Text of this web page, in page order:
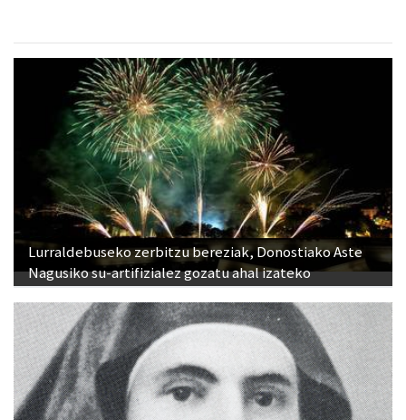
Lurraldebuseko zerbitzu bereziak, Donostiako Aste
Nagusiko su-artifizialez gozatu ahal izateko